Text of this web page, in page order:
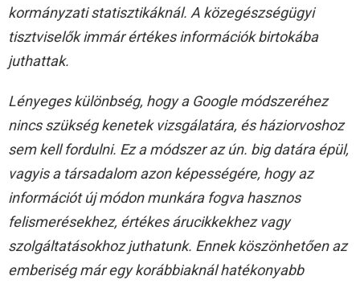
kormányzati statisztikáknál. A közegészségügyi
tisztviselők immár értékes információk birtokába
juthattak.
Lényeges különbség, hogy a Google módszeréhez
nincs szükség kenetek vizsgálatára, és háziorvoshoz
sem kell fordulni. Ez a módszer az ún. big datára épül,
vagyis a társadalom azon képességére, hogy az
információt új módon munkára fogva hasznos
felismerésekhez, értékes árucikkekhez vagy
szolgáltatásokhoz juthatunk. Ennek köszönhetően az
emberiség már egy korábbiaknál hatékonyabb